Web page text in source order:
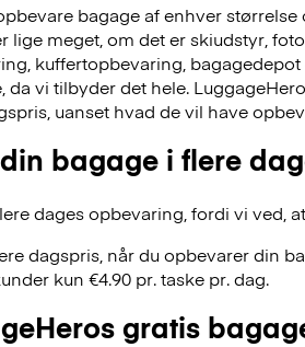
bagage af enhver
lige meget, om det er skiudstyr,
kuffertopbevaring,
da vi tilbyder det hele.
uanset hvad de vil have
bagage i flere
dages opbevaring, fordi vi ved,
dagspris, når du opbevarer din
kun €4.90 pr. taske pr. dag.
gratis